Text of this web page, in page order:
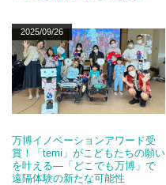
2025/09/26
万博イノベーションアワード受
賞！「temi」がこどもたちの願い
を叶える―「どこでも万博」で
遠隔体験の新たな可能性